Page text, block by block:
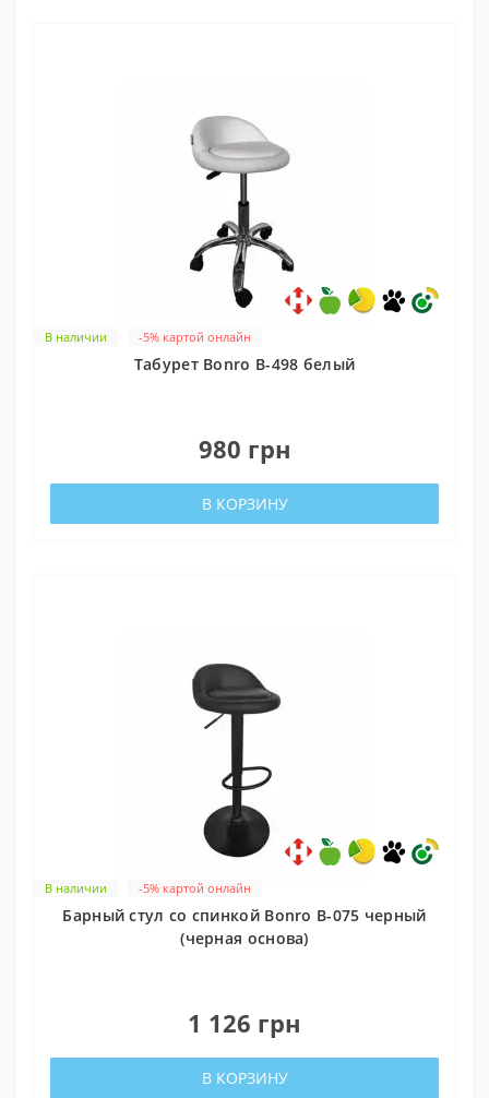
В наличии -5% картой онлайн
Табурет Bonro B-498 белый
980 грн
В КОРЗИНУ
В наличии -5% картой онлайн
Барный стул со спинкой Bonro B-075 черный
(черная основа)
1 126 грн
В КОРЗИНУ